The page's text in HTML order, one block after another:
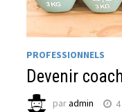
PROFESSIONNELS
Devenir
paradmin